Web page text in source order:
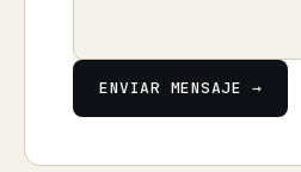
ENVIAR MENSAJE →